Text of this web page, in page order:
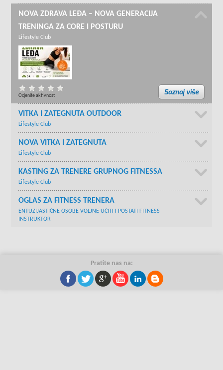
NOVA ZDRAVA LEĐA – NOVA GENERACIJA
TRENINGA ZA CORE I POSTURU
Lifestyle Club
Ocjenite aktivnost
VITKA I ZATEGNUTA OUTDOOR
Lifestyle Club
NOVA VITKA I ZATEGNUTA
Lifestyle Club
KASTING ZA TRENERE GRUPNOG FITNESSA
Lifestyle Club
OGLAS ZA FITNESS TRENERA
ENTUZIJASTIČNE OSOBE VOLJNE UČITI I POSTATI FITNESS
INSTRUKTOR
Pratite nas na: